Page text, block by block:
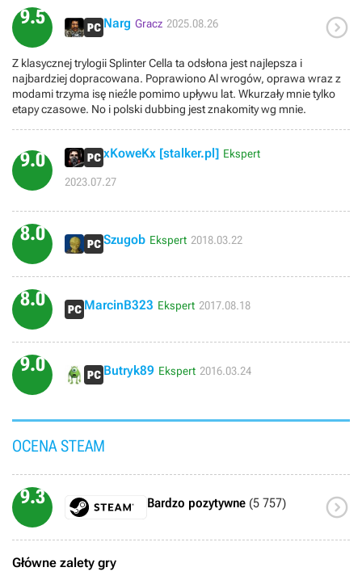
stare gry miały to do siebie, że były wymagające, a tu się okazuje, że
było parę wyjątków.
9.5 Narg Gracz 2025.08.26 
Z klasycznej trylogii Splinter Cella ta odsłona jest najlepsza i
najbardziej dopracowana. Poprawiono Al wrogów, oprawa wraz z
modami trzyma isę nieźle pomimo upływu lat. Wkurzały mnie tylko
etapy czasowe. No i polski dubbing jest znakomity wg mnie.
9.0 xKoweKx [stalker.pl] Ekspert
2023.07.27
8.0 Szugob Ekspert 2018.03.22
8.0 MarcinB323 Ekspert 2017.08.18
9.0 Butryk89 Ekspert 2016.03.24
OCENA STEAM
9.3 Bardzo pozytywne (5 757) 
Główne zalety gry